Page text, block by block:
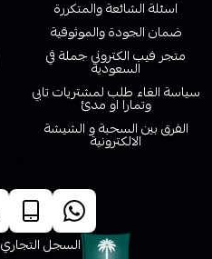
اسئلة الشائعة والمتكررة
ضمان الجودة والموثوقية
متجر فيب الكتروني جملة في
السعودية
سياسة الغاء طلب لمشتريات تابي
وتمارا او مدئ
الفرق بين السحبة و الشيشة
الالكترونية
السجل التجاري